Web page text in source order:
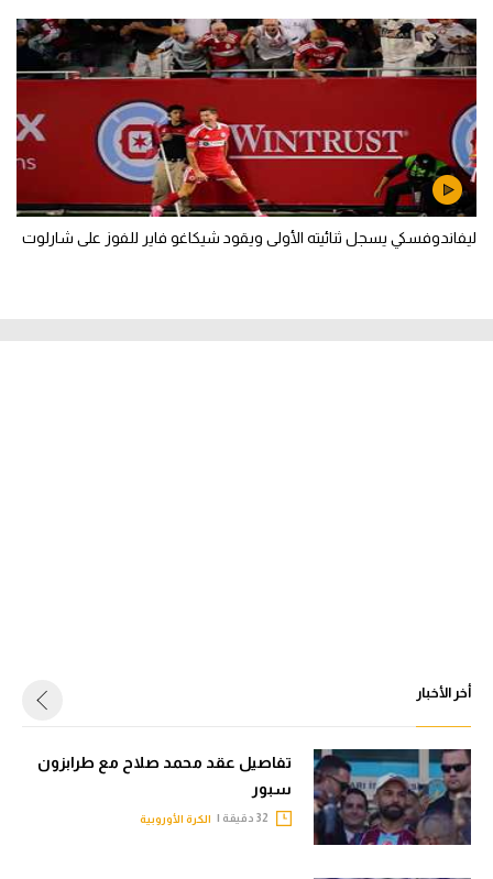
ليفاندوفسكي يسجل ثنائيته الأولى ويقود شيكاغو فاير للفوز على شارلوت
أخر الأخبار
تفاصيل عقد محمد صلاح مع طرابزون
سبور
الكرة الأوروبية